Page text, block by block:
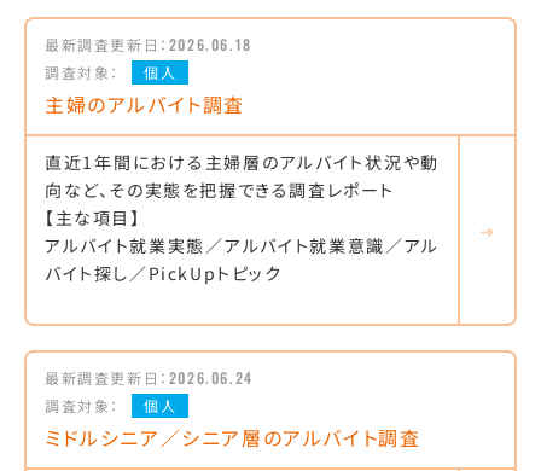
最新調査更新日： 2026.06.18
調査対象：
個人
主婦のアルバイト調査
直近1年間における主婦層のアルバイト状況や動
向など、その実態を把握できる調査レポート
【主な項目】
アルバイト就業実態／アルバイト就業意識／アル
バイト探し／PickUpトピック
最新調査更新日： 2026.06.24
調査対象：
個人
ミドルシニア／シニア層のアルバイト調査